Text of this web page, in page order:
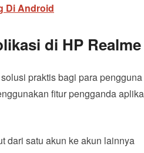
Di Android
di HP Realme
praktis bagi para
fitur pengganda
dari satu akun ke akun lainnya